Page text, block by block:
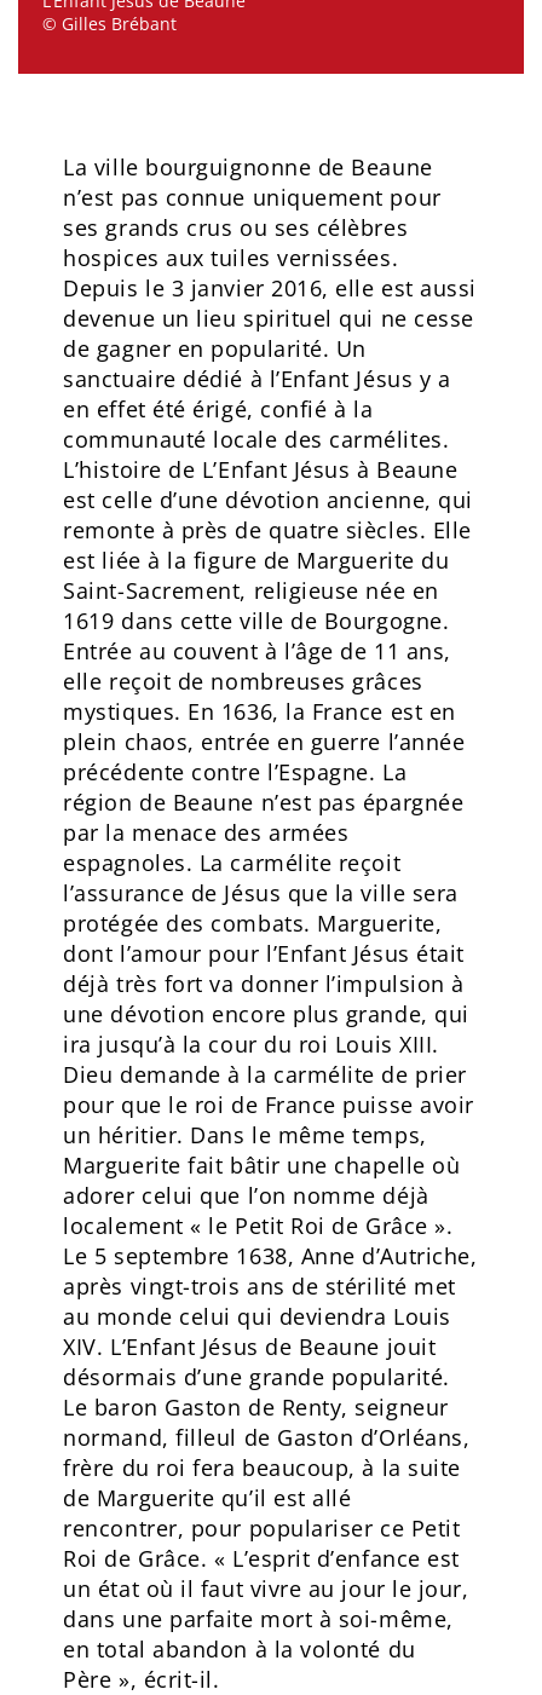
© Gilles Brébant
La ville bourguignonne de Beaune
n’est pas connue uniquement pour
ses grands crus ou ses célèbres
hospices aux tuiles vernissées.
Depuis le 3 janvier 2016, elle est aussi
devenue un lieu spirituel qui ne cesse
de gagner en popularité. Un
sanctuaire dédié à l’Enfant Jésus y a
en effet été érigé, confié à la
communauté locale des carmélites.
L’histoire de L’Enfant Jésus à Beaune
est celle d’une dévotion ancienne, qui
remonte à près de quatre siècles. Elle
est liée à la figure de Marguerite du
Saint-Sacrement, religieuse née en
1619 dans cette ville de Bourgogne.
Entrée au couvent à l’âge de 11 ans,
elle reçoit de nombreuses grâces
mystiques. En 1636, la France est en
plein chaos, entrée en guerre l’année
précédente contre l’Espagne. La
région de Beaune n’est pas épargnée
par la menace des armées
espagnoles. La carmélite reçoit
l’assurance de Jésus que la ville sera
protégée des combats. Marguerite,
dont l’amour pour l’Enfant Jésus était
déjà très fort va donner l’impulsion à
une dévotion encore plus grande, qui
ira jusqu’à la cour du roi Louis XIII.
Dieu demande à la carmélite de prier
pour que le roi de France puisse avoir
un héritier. Dans le même temps,
Marguerite fait bâtir une chapelle où
adorer celui que l’on nomme déjà
localement « le Petit Roi de Grâce ».
Le 5 septembre 1638, Anne d’Autriche,
après vingt-trois ans de stérilité met
au monde celui qui deviendra Louis
XIV. L’Enfant Jésus de Beaune jouit
désormais d’une grande popularité.
Le baron Gaston de Renty, seigneur
normand, filleul de Gaston d’Orléans,
frère du roi fera beaucoup, à la suite
de Marguerite qu’il est allé
rencontrer, pour populariser ce Petit
Roi de Grâce. « L’esprit d’enfance est
un état où il faut vivre au jour le jour,
dans une parfaite mort à soi-même,
en total abandon à la volonté du
Père », écrit-il.